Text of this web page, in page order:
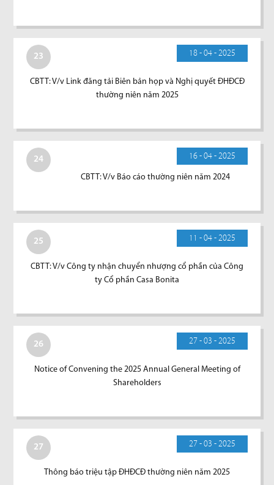
23 18 - 04 - 2025
CBTT: V/v Link đăng tải Biên bản họp và Nghị quyết ĐHĐCĐ
thường niên năm 2025
24 16 - 04 - 2025
CBTT: V/v Báo cáo thường niên năm 2024
25 11 - 04 - 2025
CBTT: V/v Công ty nhận chuyển nhượng cổ phần của Công
ty Cổ phần Casa Bonita
26 27 - 03 - 2025
Notice of Convening the 2025 Annual General Meeting of
Shareholders
27 27 - 03 - 2025
Thông báo triệu tập ĐHĐCĐ thường niên năm 2025